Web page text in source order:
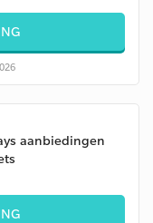
aanbiedingen